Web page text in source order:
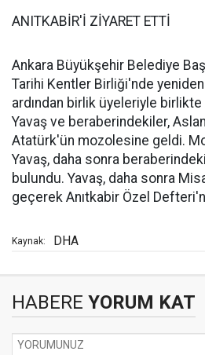
ANITKABİR'İ ZİYARET ETTİ
Ankara Büyükşehir Belediye
Tarihi Kentler Birliği'nde
ardından birlik üyeleriyle birlikte
Yavaş ve beraberindekiler,
Atatürk'ün mozolesine geldi.
Yavaş, daha sonra
bulundu. Yavaş, daha sonra
geçerek Anıtkabir Özel
Kaynak: DHA
HABERE YORUM KAT